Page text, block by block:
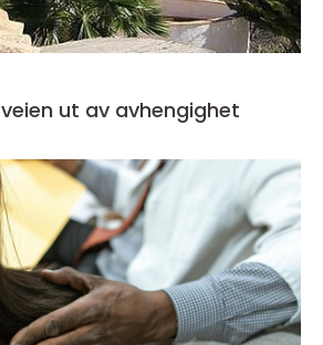
Rusbehandling veien ut av avhengighet